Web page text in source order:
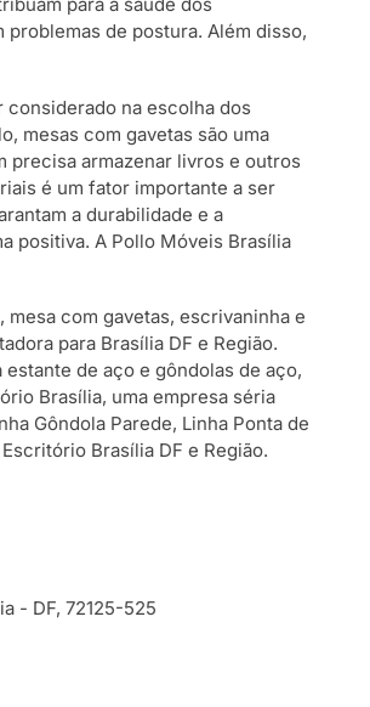
para a saúde dos
de postura. Além disso,
na escolha dos
mesas com gavetas são uma
precisa armazenar livros e outros
é um fator importante a ser
a durabilidade e a
positiva. A Pollo Móveis Brasília
com gavetas, escrivaninha e
para Brasília DF e Região.
de aço e gôndolas de aço,
Brasília, uma empresa séria
Gôndola Parede, Linha Ponta de
Brasília DF e Região.
- DF, 72125-525